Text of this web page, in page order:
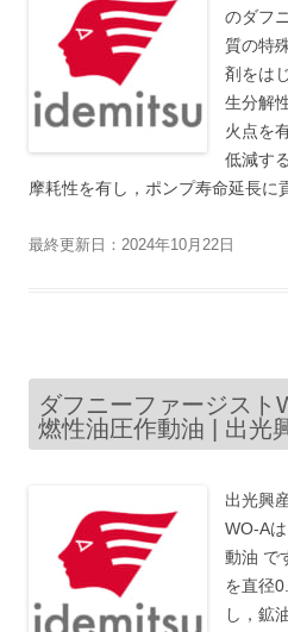
のダフ
質の特
剤をは
生分解
火点を
低減す
摩耗性を有し，ポンプ寿命延長に
最終更新日：2024年10月22日
ダフニーファージスト
燃性油圧作動油 | 出光
出光興
WO-A
動油 で
を直径
し，鉱